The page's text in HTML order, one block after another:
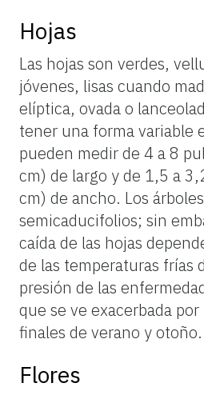
Hojas
Las hojas son verdes,
jóvenes, lisas cuando
elíptica, ovada o
tener una forma variable
pueden medir de 4 a 8
cm) de largo y de 1,5 a
cm) de ancho. Los
semicaducifolios; sin
caída de las hojas
de las temperaturas frías
presión de las
que se ve exacerbada
finales de verano y otoño.
Flores